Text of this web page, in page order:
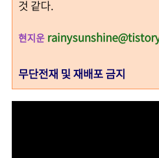
것 같다.
현지운
무단전재 및 재배포 금지